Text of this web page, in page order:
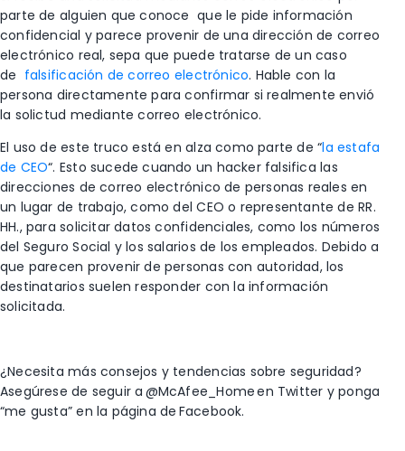
parte de alguien que conoce que le pide información
confidencial y parece provenir de una dirección de correo
electrónico real, sepa que puede tratarse de un caso
de falsificación de correo electrónico. Hable con la
persona directamente para confirmar si realmente envió
la solictud mediante correo electrónico.
El uso de este truco está en alza como parte de “la estafa
de CEO“. Esto sucede cuando un hacker falsifica las
direcciones de correo electrónico de personas reales en
un lugar de trabajo, como del CEO o representante de RR.
HH., para solicitar datos confidenciales, como los números
del Seguro Social y los salarios de los empleados. Debido a
que parecen provenir de personas con autoridad, los
destinatarios suelen responder con la información
solicitada.
¿Necesita más consejos y tendencias sobre seguridad?
Asegúrese de seguir a @McAfee _Homeen Twitter y ponga
“me gusta” en la página de Facebook.